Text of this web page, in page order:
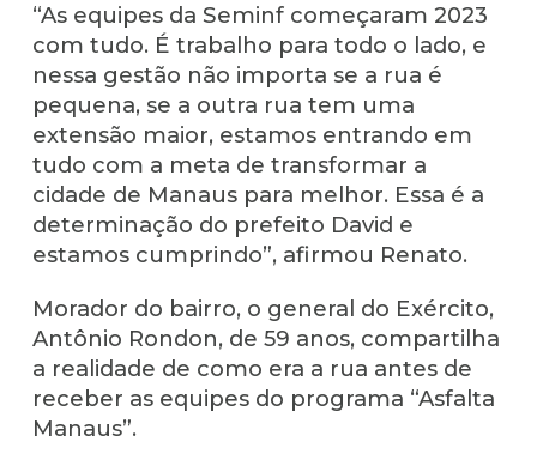
“As equipes da Seminf começaram 2023
com tudo. É trabalho para todo o lado, e
nessa gestão não importa se a rua é
pequena, se a outra rua tem uma
extensão maior, estamos entrando em
tudo com a meta de transformar a
cidade de Manaus para melhor. Essa é a
determinação do prefeito David e
estamos cumprindo”, afirmou Renato.
Morador do bairro, o general do Exército,
Antônio Rondon, de 59 anos, compartilha
a realidade de como era a rua antes de
receber as equipes do programa “Asfalta
Manaus”.